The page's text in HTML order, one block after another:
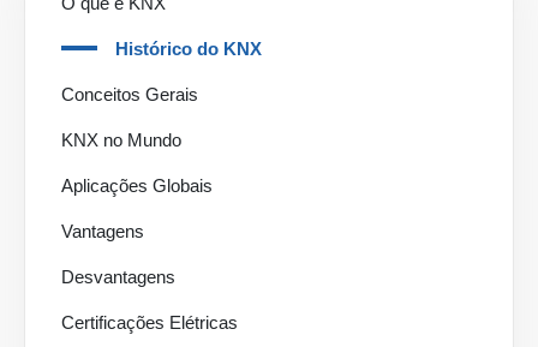
Histórico do KNX
Conceitos Gerais
KNX no Mundo
Aplicações Globais
Vantagens
Desvantagens
Certificações Elétricas